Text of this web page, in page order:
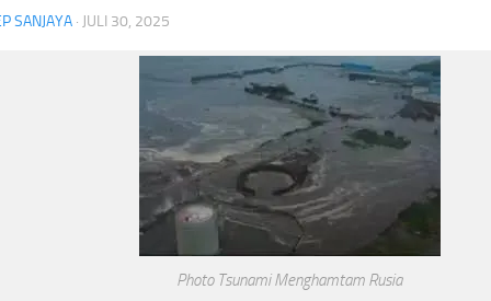
SANJAYA · JULI 30, 2025
Photo Tsunami Menghamtam Rusia
KPK Temukan Selisih SGD2.000,
Pengembalian Uang Raja Juli Antoni
Tragis! Pemain Yala
Petir Saat Bertanding